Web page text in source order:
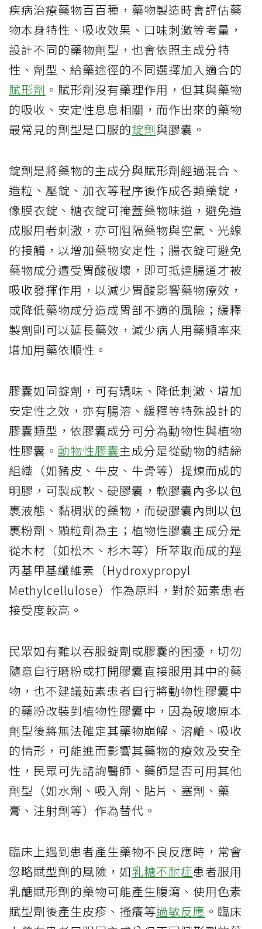
疾病治療藥物百百種，藥物製造時會評估藥
物本身特性、吸收效果、口味刺激等考量，
設計不同的藥物劑型，也會依照主成分特
性、劑型、給藥途徑的不同選擇加入適合的
賦形劑 。賦形劑沒有藥理作用，但其與藥物
的吸收、安定性息息相關，而作出來的藥物
最常見的劑型是口服的錠劑與膠囊。
錠劑是將藥物的主成分與賦形劑經過混合、
造粒、壓錠、加衣等程序後作成各類藥錠，
像膜衣錠、糖衣錠可掩蓋藥物味道，避免造
成服用者刺激，亦可阻隔藥物與空氣、光線
的接觸，以增加藥物安定性；腸衣錠可避免
藥物成分遭受胃酸破壞，即可抵達腸道才被
吸收發揮作用，以減少胃酸影響藥物療效，
或降低藥物成分造成胃部不適的風險；緩釋
製劑則可以延長藥效，減少病人用藥頻率來
增加用藥依順性。
膠囊如同錠劑，可有矯味、降低刺激、增加
安定性之效，亦有腸溶、緩釋等特殊設計的
膠囊類型，依膠囊成分可分為動物性與植物
性膠囊。 動物性膠囊主成分是從動物的結締
組織（如豬皮、牛皮、牛骨等）提煉而成的
明膠，可製成軟、硬膠囊，軟膠囊內多以包
裹液態、黏稠狀的藥物，而硬膠囊內則以包
裹粉劑、顆粒劑為主；植物性膠囊主成分是
從木材（如松木、杉木等）所萃取而成的羥
丙基甲基纖維素（Hydroxypropyl
Methylcellulose）作為原料，對於茹素患者
接受度較高。
民眾如有難以吞服錠劑或膠囊的困擾，切勿
隨意自行磨粉或打開膠囊直接服用其中的藥
物，也不建議茹素患者自行將動物性膠囊中
的藥粉改裝到植物性膠囊中，因為破壞原本
劑型後將無法確定其藥物崩解、溶離、吸收
的情形，可能進而影響其藥物的療效及安全
性，民眾可先諮詢醫師、藥師是否可用其他
劑型（如水劑、吸入劑、貼片、塞劑、藥
膏、注射劑等）作為替代。
臨床上遇到患者產生藥物不良反應時，常會
忽略賦型劑的風險，如乳糖不耐症患者服用
乳醣賦形劑的藥物可能產生腹瀉、使用色素
賦型劑後產生皮疹、搔癢等過敏反應 。臨床